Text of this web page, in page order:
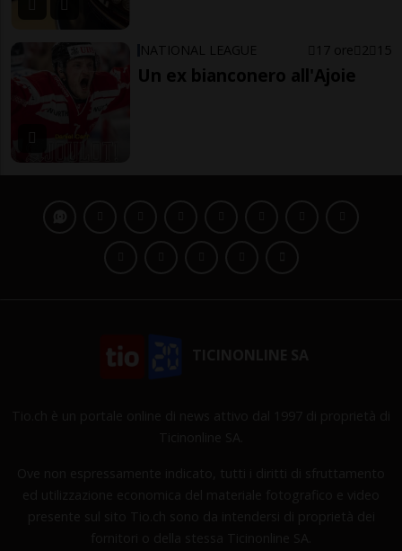
NATIONAL LEAGUE 17 ore 2 15
Un ex bianconero all'Ajoie